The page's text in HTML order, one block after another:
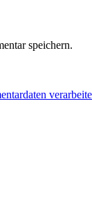
speichern.